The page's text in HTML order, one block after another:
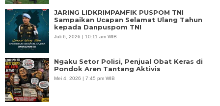
JARING LIDKRIMPAMFIK PUSPOM TNI
Sampaikan Ucapan Selamat Ulang Tahun
kepada Danpuspom TNI
Juli 6, 2026 | 10:11 am WIB
Ngaku Setor Polisi, Penjual Obat Keras di
Pondok Aren Tantang Aktivis
Mei 4, 2026 | 7:45 pm WIB